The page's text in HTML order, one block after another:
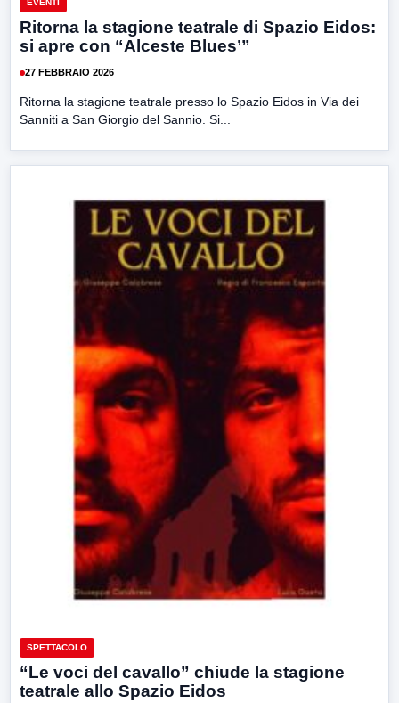
Ritorna la stagione teatrale di Spazio Eidos:
si apre con “Alceste Blues’”
27 FEBBRAIO 2026
Ritorna la stagione teatrale presso lo Spazio Eidos in Via dei
Sanniti a San Giorgio del Sannio. Si...
SPETTACOLO
“Le voci del cavallo” chiude la stagione
teatrale allo Spazio Eidos